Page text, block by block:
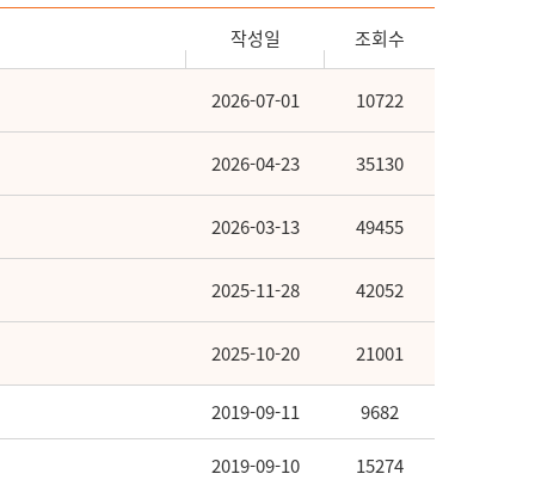
작성일 조회수
2026-07-01 10722
2026-04-23 35130
2026-03-13 49455
2025-11-28 42052
2025-10-20 21001
2019-09-11 9682
2019-09-10 15274